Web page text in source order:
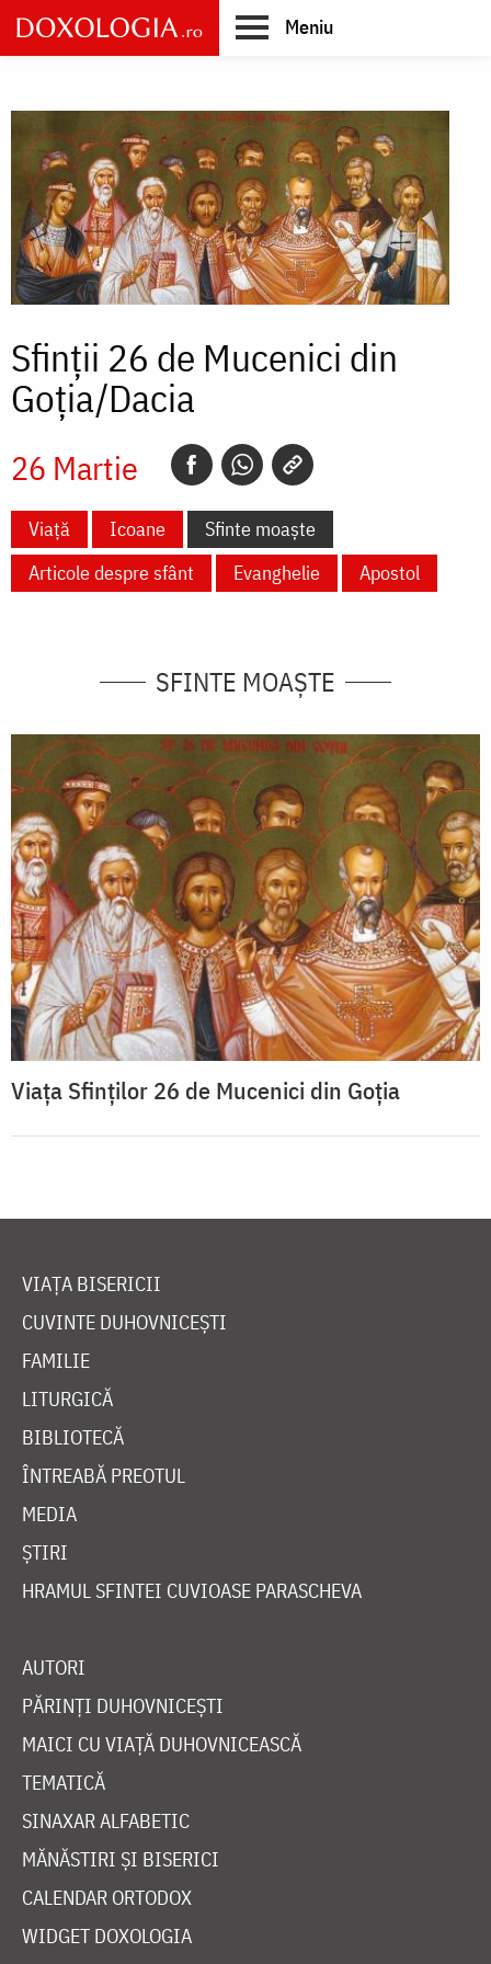
Skip
to
main
Meniu
Sfinții 26 de Mucenici din
Goția/Dacia
26 Martie
Viață Icoane
Sfinte moaște
Articole despre sfânt
Evanghelie Apostol
SFINTE MOAȘTE
Viaţa Sfinţilor 26 de Mucenici din Goţia
VIAȚA BISERICII
CUVINTE DUHOVNICEȘTI
FAMILIE
LITURGICĂ
BIBLIOTECĂ
ÎNTREABĂ PREOTUL
MEDIA
ȘTIRI
HRAMUL SFINTEI CUVIOASE PARASCHEVA
AUTORI
PĂRINȚI DUHOVNICEȘTI
MAICI CU VIAȚĂ DUHOVNICEASCĂ
TEMATICĂ
SINAXAR ALFABETIC
MĂNĂSTIRI ȘI BISERICI
CALENDAR ORTODOX
WIDGET DOXOLOGIA